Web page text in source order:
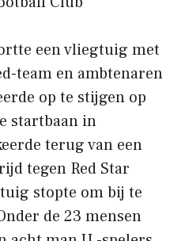
een vliegtuig met
team en ambtenaren
op te stijgen op
startbaan in
terug van een
tegen Red Star
stopte om bij te
de 23 mensen